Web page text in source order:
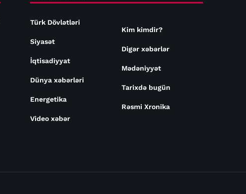
Türk Dövlətləri
Siyasət
İqtisadiyyat
Dünya xəbərləri
Energetika
Video xəbər
Kim kimdir?
Digər xəbərlər
Mədəniyyət
Tarixdə bugün
Rəsmi Xronika